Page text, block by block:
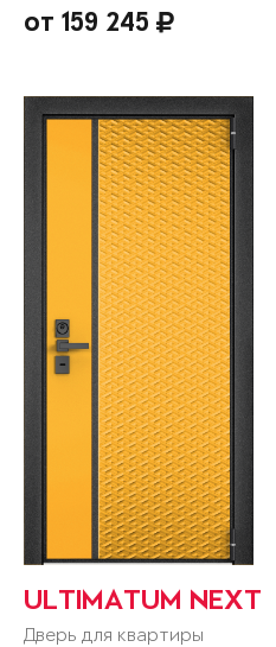
от 159 245
ULTIMATUM NEXT
Дверь для квартиры